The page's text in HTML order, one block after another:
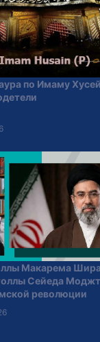
по Имаму
Макарема
Сейеда
революции